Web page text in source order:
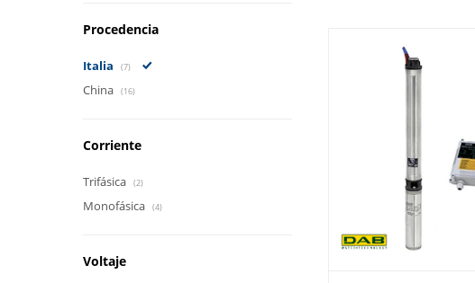
Procedencia
Italia (7)
China (16)
Corriente
Trifásica (2)
Monofásica (4)
Voltaje